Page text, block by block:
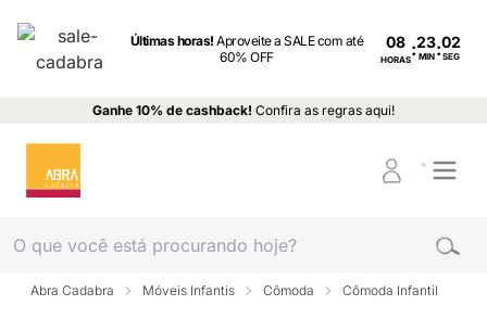
Últimas horas!Aproveite a SALE com até
60% OFF
08
HORAS: MIN : SEG
Ganhe 10% de cashback! Confira as regras aqui!
Abra Cadabra Móveis Infantis Cômoda Cômoda Infantil